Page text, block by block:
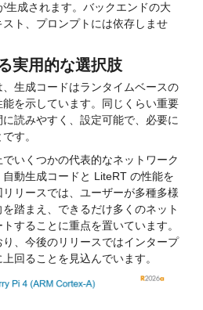
生成されます。バックエンドの大
ト、プロンプトには依存しませ
実用的な選択肢
生成コードはランタイムベースの
を示しています。同じくらい重要
読みやすく、設定可能で、必要に
す。
いくつかの代表的なネットワーク
動生成コードと LiteRT の性能を
リースでは、ユーザーが多種多様
踏まえ、できるだけ多くのネット
することに重点を置いています。
、今後のリリースではインタープ
回ることを見込んでいます。